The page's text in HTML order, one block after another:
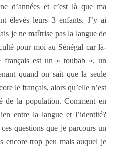
d’années et c’est là que ma
élevés leurs 3 enfants. J’y ai
je ne maîtrise pas la langue de
pour moi au Sénégal car là-
est un « toubab », un
quand on sait que la seule
le français, alors qu’elle n’est
de la population. Comment en
entre la langue et l’identité?
questions que je parcours un
encore trop peu mais auquel je